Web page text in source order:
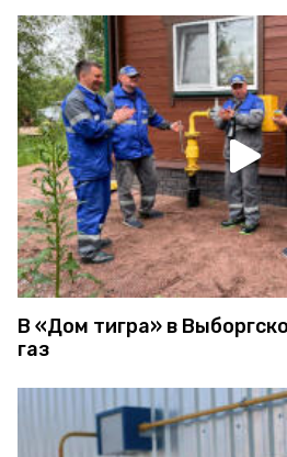
В «Дом тигра» в
газ